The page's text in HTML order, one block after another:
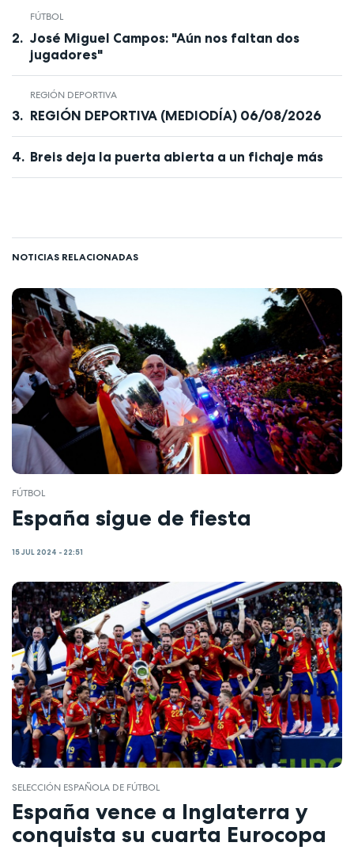
FÚTBOL
José Miguel Campos: "Aún nos faltan dos
jugadores"
REGIÓN DEPORTIVA
REGIÓN DEPORTIVA (MEDIODÍA) 06/08/2026
Breis deja la puerta abierta a un fichaje más
NOTICIAS RELACIONADAS
FÚTBOL
España sigue de fiesta
15 JUL 2024 - 22:51
SELECCIÓN ESPAÑOLA DE FÚTBOL
España vence a Inglaterra y
conquista su cuarta Eurocopa